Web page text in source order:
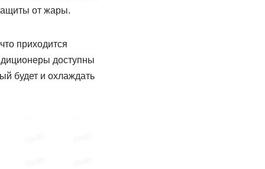
от жары.
приходится
доступны
будет и охлаждать